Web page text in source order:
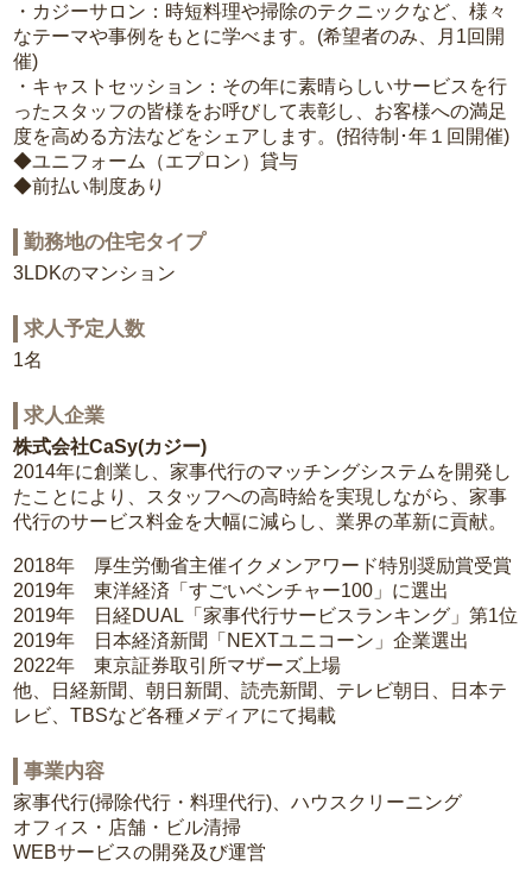
・カジーサロン：時短料理や掃除のテクニックなど、様々
なテーマや事例をもとに学べます。(希望者のみ、月1回開
催)
・キャストセッション：その年に素晴らしいサービスを行
ったスタッフの皆様をお呼びして表彰し、お客様への満足
度を高める方法などをシェアします。(招待制･年１回開催)
◆ユニフォーム（エプロン）貸与
◆前払い制度あり
勤務地の住宅タイプ
3LDKのマンション
求人予定人数
1名
求人企業
株式会社CaSy(カジー)
2014年に創業し、家事代行のマッチングシステムを開発し
たことにより、スタッフへの高時給を実現しながら、家事
代行のサービス料金を大幅に減らし、業界の革新に貢献。
2018年 厚生労働省主催イクメンアワード特別奨励賞受賞
2019年 東洋経済「すごいベンチャー100」に選出
2019年 日経DUAL「家事代行サービスランキング」第1位
2019年 日本経済新聞「NEXTユニコーン」企業選出
2022年 東京証券取引所マザーズ上場
他、日経新聞、朝日新聞、読売新聞、テレビ朝日、日本テ
レビ、TBSなど各種メディアにて掲載
事業内容
家事代行(掃除代行・料理代行)、ハウスクリーニング
オフィス・店舗・ビル清掃
WEBサービスの開発及び運営